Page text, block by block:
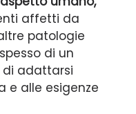
affetti da
patologie
di un
di adattarsi
e alle esigenze